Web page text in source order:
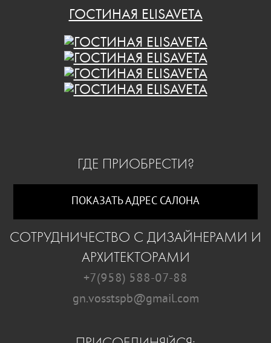
ГОСТИНАЯ ELISAVETA
ГДЕ ПРИОБРЕСТИ?
ПОКАЗАТЬ АДРЕС САЛОНА
СОТРУДНИЧЕСТВО С ДИЗАЙНЕРАМИ И
АРХИТЕКТОРАМИ
+7(958) 588-07-88
gn.vosstspb@gmail.com